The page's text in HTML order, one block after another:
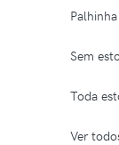
Sem
Toda
Ver